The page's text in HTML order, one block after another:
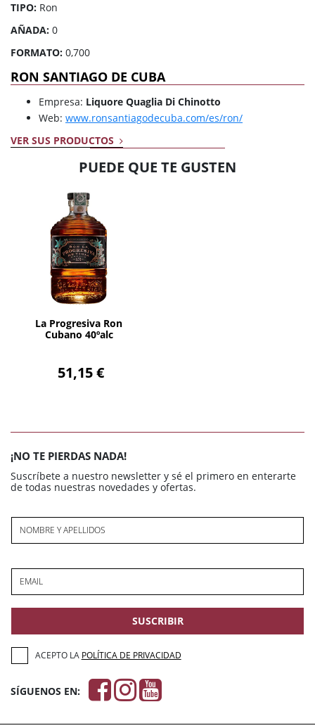
TIPO: Ron
AÑADA: 0
FORMATO: 0,700
RON SANTIAGO DE CUBA
Empresa: Liquore Quaglia Di Chinotto
Web: www.ronsantiagodecuba.com/es/ron/
VER SUS PRODUCTOS
PUEDE QUE TE GUSTEN
La Progresiva Ron
Cubano 40ºalc
51,15 €
AÑADIR
¡NO TE PIERDAS NADA!
Suscríbete a nuestro newsletter y sé el primero en enterarte
de todas nuestras novedades y ofertas.
NOMBRE Y APELLIDOS
EMAIL
SUSCRIBIR
ACEPTO LA POLÍTICA DE PRIVACIDAD
SÍGUENOS EN: